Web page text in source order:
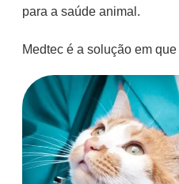
para a saúde animal.
Medtec é a solução em